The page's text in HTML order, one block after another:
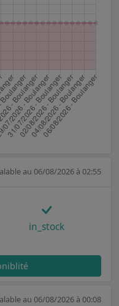
au 06/08/2026 à 02:55
in_stock
au 06/08/2026 à 00:08